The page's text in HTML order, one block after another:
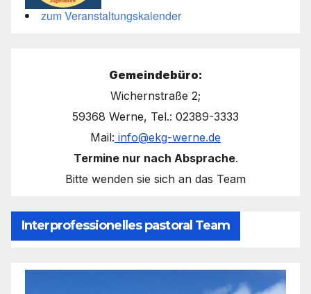
zum Veranstaltungskalender
Gemeindebüro:
Wichernstraße 2;
59368 Werne, Tel.: 02389-3333
Mail: info@ekg-werne.de
Termine nur nach Absprache.
Bitte wenden sie sich an das Team
Interprofessionelles pastoral Team